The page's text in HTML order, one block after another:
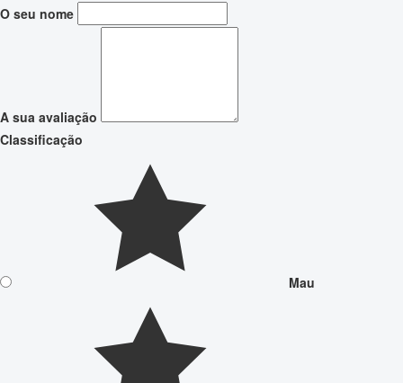
O seu nome
A sua avaliação
Classificação
Mau